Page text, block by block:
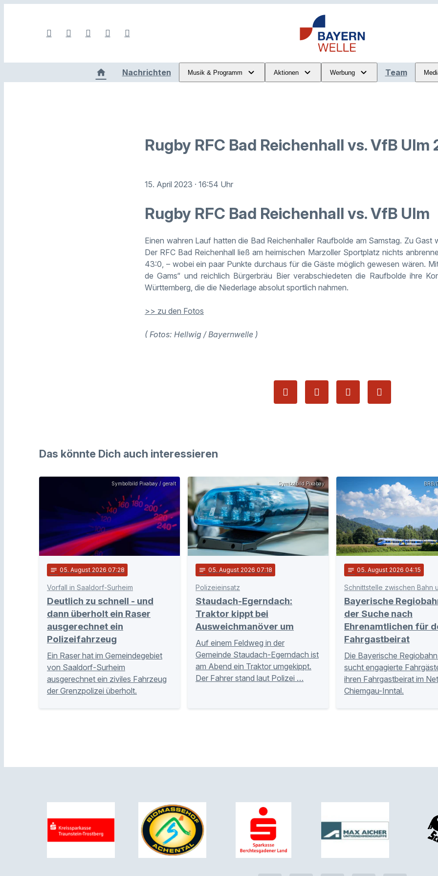
Nachrichten Musik & Programm Aktionen Werbung Team
Rugby RFC Bad Reichenhall vs. VfB Ulm
15. April 2023 · 16:54 Uhr
Rugby RFC Bad Reichenhall vs. VfB Ulm
Einen wahren Lauf hatten die Bad Reichenhaller Raufbolde am Samstag. Zu Gast
Der RFC Bad Reichenhall ließ am heimischen Marzoller Sportplatz nichts
43:0, – wobei ein paar Punkte durchaus für die Gäste möglich gewesen wären.
de Gams“ und reichlich Bürgerbräu Bier verabschiedeten die Raufbolde ihre
Württemberg, die die Niederlage absolut sportlich nahmen.
>> zu den Fotos
( Fotos: Hellwig / Bayernwelle )
Das könnte Dich auch interessieren
Symbolbild Pixabay / geralt
notes 05. August 2026 07:28
Vorfall in Saaldorf-Surheim
Deutlich zu schnell - und
dann überholt ein Raser
ausgerechnet ein
Polizeifahrzeug
Ein Raser hat im Gemeindegebiet
von Saaldorf-Surheim
ausgerechnet ein ziviles Fahrzeug
der Grenzpolizei überholt.
Symbolbild Pixabay
notes 05. August 2026 07:18
Polizeieinsatz
Staudach-Egerndach:
Traktor kippt bei
Ausweichmanöver um
Auf einem Feldweg in der
Gemeinde Staudach-Egerndach ist
am Abend ein Traktor umgekippt.
Der Fahrer stand laut Polizei …
BRB/
notes 05. August 2026 04:15
Bayerische
der Suche nach
Ehrenamtlichen für
Fahrgastbeirat
Die Bayerische
sucht engagierte
ihren Fahrgastbeirat im
Chiemgau-Inntal.